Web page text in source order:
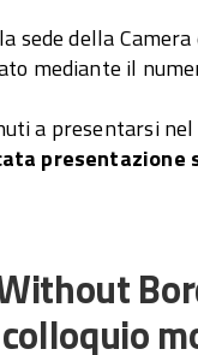
sede della
mediante il
a presentarsi
presentazione